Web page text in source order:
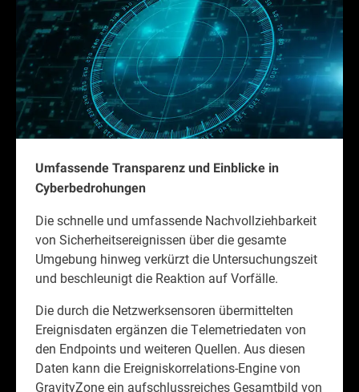
Umfassende Transparenz und Einblicke in
Cyberbedrohungen
Die schnelle und umfassende Nachvollziehbarkeit
von Sicherheitsereignissen über die gesamte
Umgebung hinweg verkürzt die Untersuchungszeit
und beschleunigt die Reaktion auf Vorfälle.
Die durch die Netzwerksensoren übermittelten
Ereignisdaten ergänzen die Telemetriedaten von
den Endpoints und weiteren Quellen. Aus diesen
Daten kann die Ereigniskorrelations-Engine von
GravityZone ein aufschlussreiches Gesamtbild von